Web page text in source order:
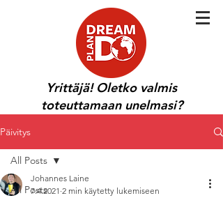
Yrittäjä! Oletko valmis
toteuttamaan unelmasi?
Päivitys
All Posts
All Posts
Johannes Laine
7.4.2021 2 min käytetty lukemiseen